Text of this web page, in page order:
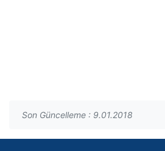
Son Güncelleme : 9.01.2018